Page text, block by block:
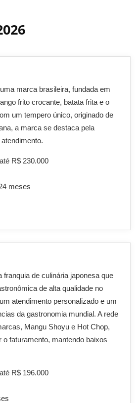
marca brasileira, fundada em
frito crocante, batata frita e o
um tempero único, originado de
a marca se destaca pela
R$ 230.000
meses
de culinária japonesa que
de alta qualidade no
atendimento personalizado e um
da gastronomia mundial. A rede
Mangu Shoyu e Hot Chop,
faturamento, mantendo baixos
R$ 196.000